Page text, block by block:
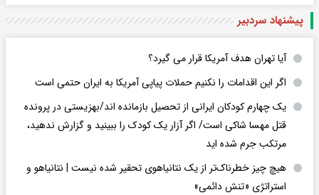
پیشنهاد سردبیر
آیا تهران هدف آمریکا قرار می گیرد؟
اگر این اقدامات را نکنیم حملات پیاپی آمریکا به ایران حتمی است
یک چهارم کودکان ایرانی از تحصیل بازمانده اند/بهزیستی در پرونده
قتل مهسا شاکی است/ اگر آزار یک کودک را ببینید و گزارش ندهید،
مرتکب جرم شده اید
هیچ چیز خطرناک‌تر از یک نتانیاهوی تحقیر شده نیست | نتانیاهو و
استراتژی «تنش دائمی»